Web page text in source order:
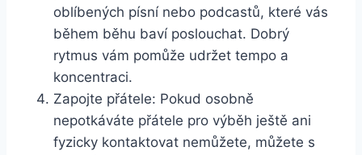
oblíbených písní nebo podcastů, které vás
během běhu baví poslouchat. Dobrý
rytmus vám pomůže udržet tempo a
koncentraci.
Zapojte přátele: Pokud osobně
nepotkáváte přátele pro výběh ještě ani
fyzicky kontaktovat nemůžete, můžete s